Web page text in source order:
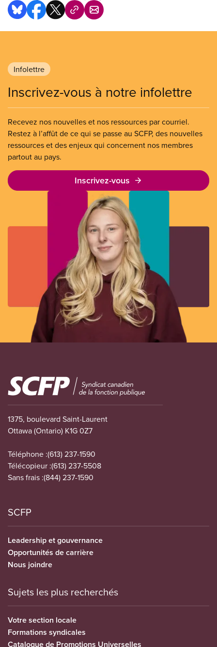
Infolettre
Inscrivez-vous à notre infolettre
Recevez nos nouvelles et nos ressources par courriel.
Restez à l’affût de ce qui se passe au SCFP, des nouvelles
ressources et des enjeux qui concernent nos membres
partout au pays.
Inscrivez-vous
Image
1375, boulevard Saint-Laurent
Ottawa (Ontario) K1G 0Z7
Téléphone :(613) 237-1590
Télécopieur :(613) 237-5508
Sans frais :(844) 237-1590
SCFP
Leadership et gouvernance
Opportunités de carrière
Nous joindre
Sujets les plus recherchés
Votre section locale
Formations syndicales
Catalogue de Promotions Universelles